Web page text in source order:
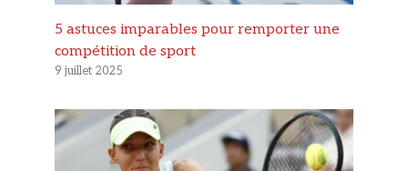
5 astuces imparables pour remporter une
compétition de sport
9 juillet 2025